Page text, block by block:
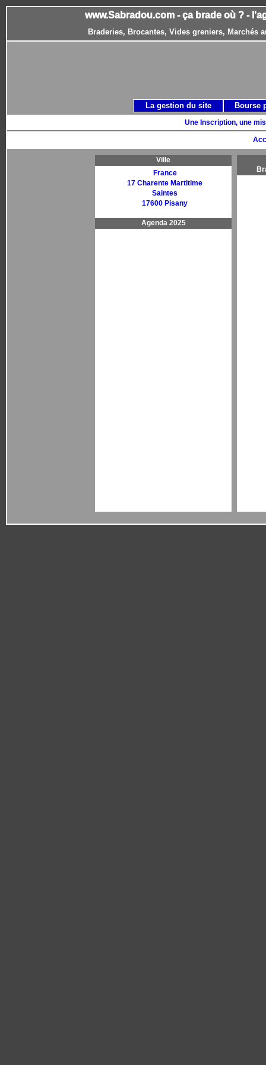
www.Sabradou.com - ça brade où ? -
Braderies, Brocantes, Vides greniers, Marchés
Une Inscription, une
Ville
France
17 Charente Martitime
Saintes
17600 Pisany
Agenda 2025
La gestion du site Bourse